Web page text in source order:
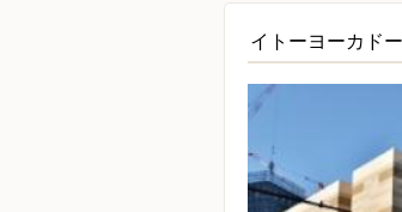
イトーヨーカド